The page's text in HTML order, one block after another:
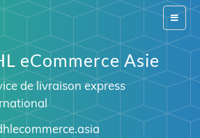
Switch
eCommerce Asie
de livraison express